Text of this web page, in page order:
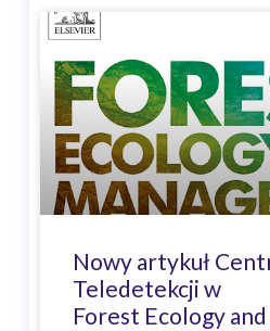
Nowy artykuł
Teledetekcji w
Forest Ecology